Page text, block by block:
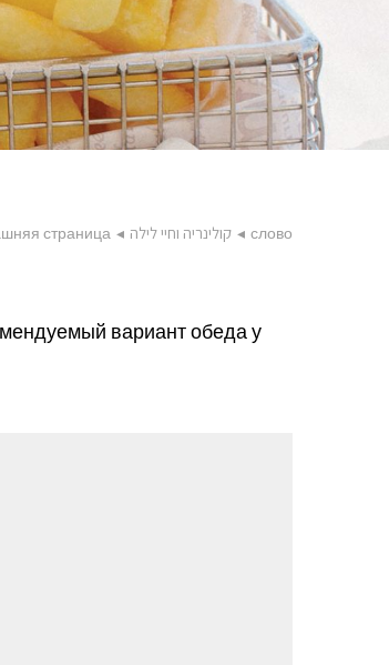
страница ◂ קולינריה וחיי לילה ◂ слово
вариант обеда у